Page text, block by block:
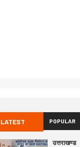
LATEST POPULAR
उत्तराखण्ड